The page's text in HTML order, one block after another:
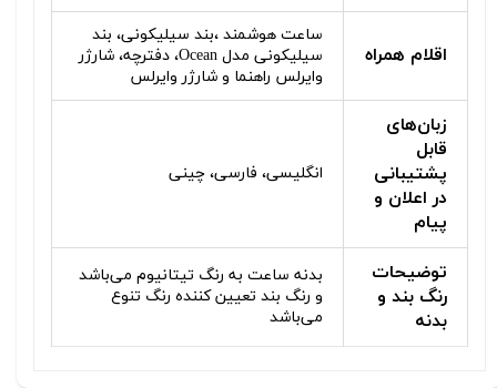
اقلام همراه
ساعت هوشمند ،بند سیلیکونی، بند
سیلیکونی مدل Ocean، دفترچه، شارژر
وایرلس راهنما و شارژر وایرلس
زبان‌های
قابل
پشتیبانی
در اعلان و
پیام
انگلیسی، فارسی، چینی
توضیحات
رنگ بند و
بدنه
بدنه ساعت به رنگ تیتانیوم می‌باشد
و رنگ بند تعیین کننده رنگ تنوع
می‌باشد